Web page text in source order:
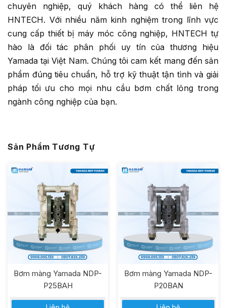
chuyên nghiệp, quý khách hàng có thể liên hệ
HNTECH. Với nhiều năm kinh nghiệm trong lĩnh vực
cung cấp thiết bị máy móc công nghiệp, HNTECH tự
hào là đối tác phân phối uy tín của thương hiệu
Yamada tại Việt Nam. Chúng tôi cam kết mang đến sản
phẩm đúng tiêu chuẩn, hỗ trợ kỹ thuật tận tình và giải
pháp tối ưu cho mọi nhu cầu bơm chất lỏng trong
ngành công nghiệp của bạn.
Sản Phẩm Tương Tự
Bơm màng Yamada NDP-
P25BAH
Bơm màng Yamada NDP-
P20BAN